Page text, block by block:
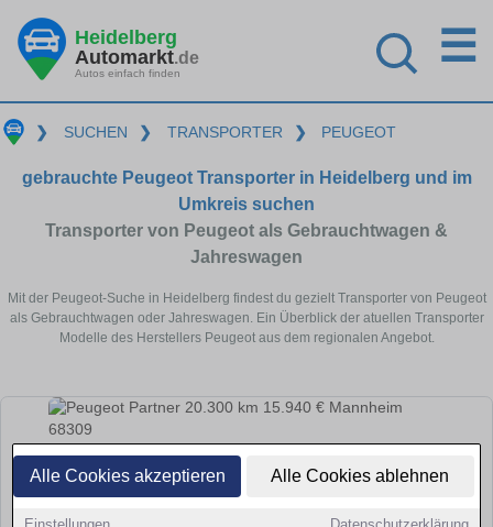
Alle Cookies akzeptieren Alle Cookies ablehnen
Heidelberg
Automarkt.de
Autos einfach finden
☰
❯ SUCHEN ❯ TRANSPORTER ❯ PEUGEOT
gebrauchte Peugeot Transporter in Heidelberg und im
Umkreis suchen
Transporter von Peugeot als Gebrauchtwagen &
Jahreswagen
Mit der Peugeot-Suche in Heidelberg findest du gezielt Transporter von Peugeot
als Gebrauchtwagen oder Jahreswagen. Ein Überblick der atuellen Transporter
Modelle des Herstellers Peugeot aus dem regionalen Angebot.